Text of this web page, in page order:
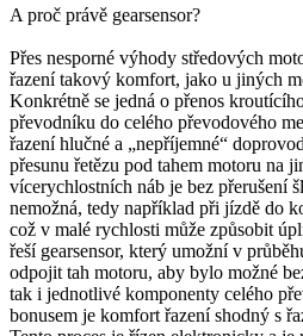
A proč právě gearsensor?
Přes nesporné výhody středových
řazení takový komfort, jako u jiných
Konkrétně se jedná o přenos
převodníku do celého převodového
řazení hlučné a „nepříjemné“
přesunu řetězu pod tahem motoru na
vícerychlostních náb je bez přerušení
nemožná, tedy například při jízdě do
což v malé rychlosti může způsobit
řeší gearsensor, který umožní v
odpojit tah motoru, aby bylo možné
tak i jednotlivé komponenty celého
bonusem je komfort řazení shodný s